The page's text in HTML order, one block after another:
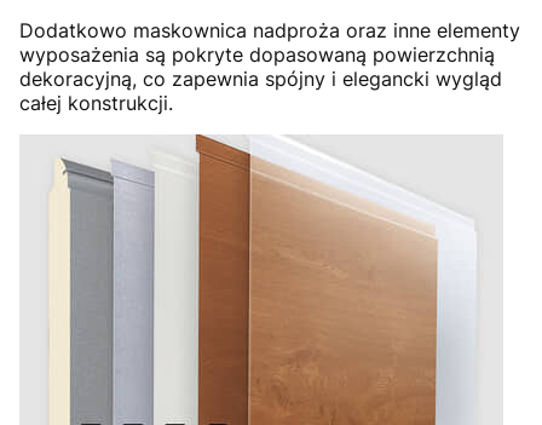
Dodatkowo maskownica nadproża oraz inne elementy
wyposażenia są pokryte dopasowaną powierzchnią
dekoracyjną, co zapewnia spójny i elegancki wygląd
całej konstrukcji.